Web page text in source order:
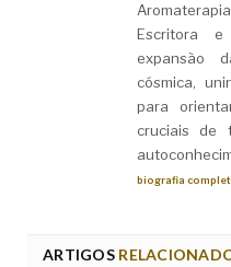
Escritora
expansão
cósmica,
para
cruciais de
biografia
ARTIGOS